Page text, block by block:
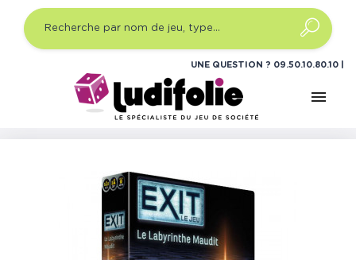
UNE QUESTION ? 09.50.10.80.10
menu
Jeux d'ambiance Quel type ?
société Escape Game
Exit : Le Labyrinthe Maudit